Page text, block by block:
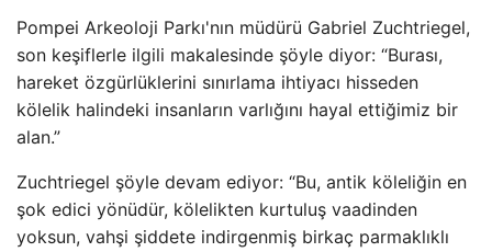
Pompei Arkeoloji Parkı'nın müdürü Gabriel Zuchtriegel,
son keşiflerle ilgili makalesinde şöyle diyor: “Burası,
hareket özgürlüklerini sınırlama ihtiyacı hisseden
kölelik halindeki insanların varlığını hayal ettiğimiz bir
alan.”
Zuchtriegel şöyle devam ediyor: “Bu, antik köleliğin en
şok edici yönüdür, kölelikten kurtuluş vaadinden
yoksun, vahşi şiddete indirgenmiş birkaç parmaklıklı